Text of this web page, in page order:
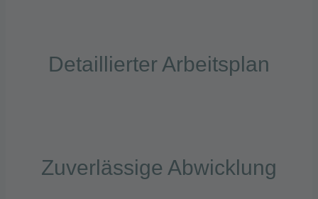
Detaillierter Arbeitsplan
Zuverlässige Abwicklung